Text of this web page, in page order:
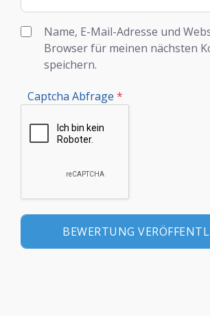
Name, E-Mail-Adresse und
Browser für meinen nächsten
speichern.
Captcha Abfrage *